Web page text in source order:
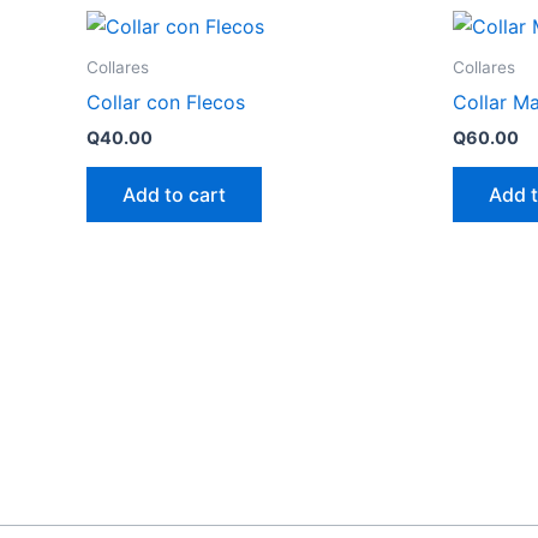
Collares
Collar con Flecos
Q40.00
Add to cart
Collares
Collar
Q60.00
Add